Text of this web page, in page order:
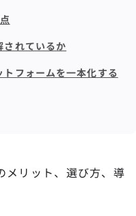
されているか
フォームを一本化する
メリット、選び方、導